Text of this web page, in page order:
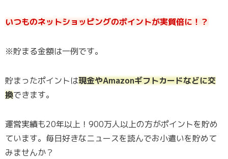
いつものネットショッピングのポイントが実質倍に！？
※貯まる金額は一例です。
貯まったポイントは現金やAmazonギフトカードなどに交
換できます。
運営実績も20年以上！900万人以上の方がポイントを貯め
ています。毎日好きなニュースを読んでお小遣いを貯めて
みませんか？